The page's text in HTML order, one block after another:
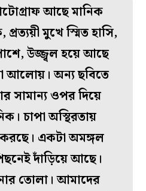
আছে মানিক
প্রত‌্যয়ী মুখে স্মিত হাসি,
উজ্জ্বল হয়ে আছে
আলোয়। অন‌্য ছবিতে
সামান‌্য ওপর দিয়ে
চাপা অস্থিরতায়
একটা অমঙ্গল
দাঁড়িয়ে আছে।
তোলা। আমাদের